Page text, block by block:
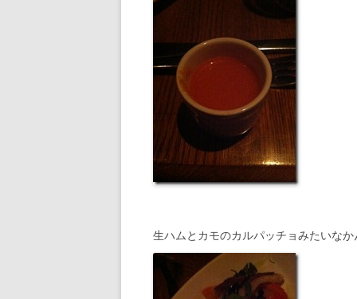
生ハムとカモのカルパッチョみたいな